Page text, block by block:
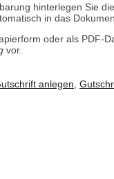
hinterlegen Sie
in das
oder als PDF-
vor.
anlegen,